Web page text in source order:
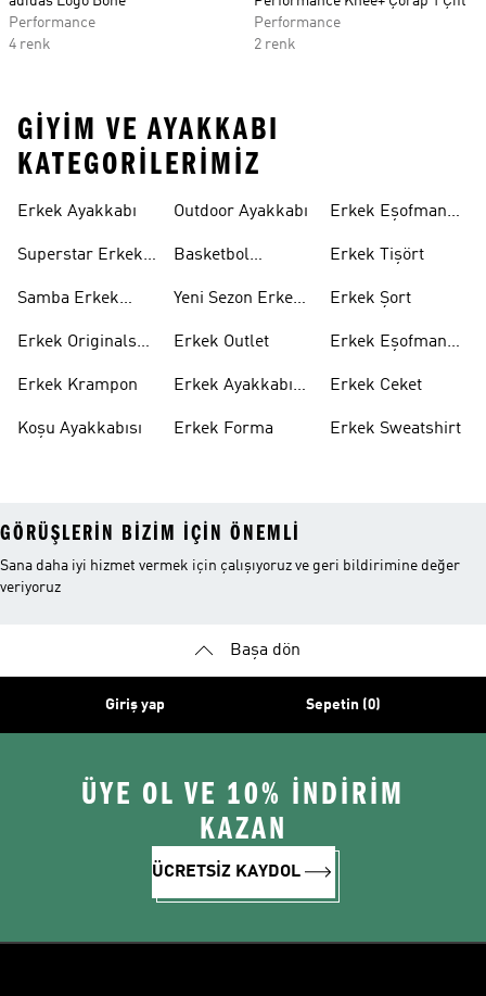
Performance
4 renk
Performance
2 renk
GIYIM VE AYAKKABI
KATEGORILERIMIZ
Erkek Ayakkabı
Superstar Erkek
Samba Erkek
Erkek Originals
Erkek Krampon
Koşu Ayakkabısı
Outdoor Ayakkabı
Basketbol
Yeni Sezon Erkek
Erkek Outlet
Erkek Ayakkabı
Erkek Forma
Erkek Eşofman
Erkek Tişört
Erkek Şort
Erkek Eşofman
Erkek Ceket
Erkek Sweatshirt
GÖRÜŞLERIN BIZIM IÇIN ÖNEMLI
Sana daha iyi hizmet vermek için çalışıyoruz ve geri bildirimine değer
veriyoruz
Başa dön
Giriş yap Sepetin (0)
ÜYE OL VE 10% İNDİRİM
KAZAN
ÜCRETSİZ KAYDOL